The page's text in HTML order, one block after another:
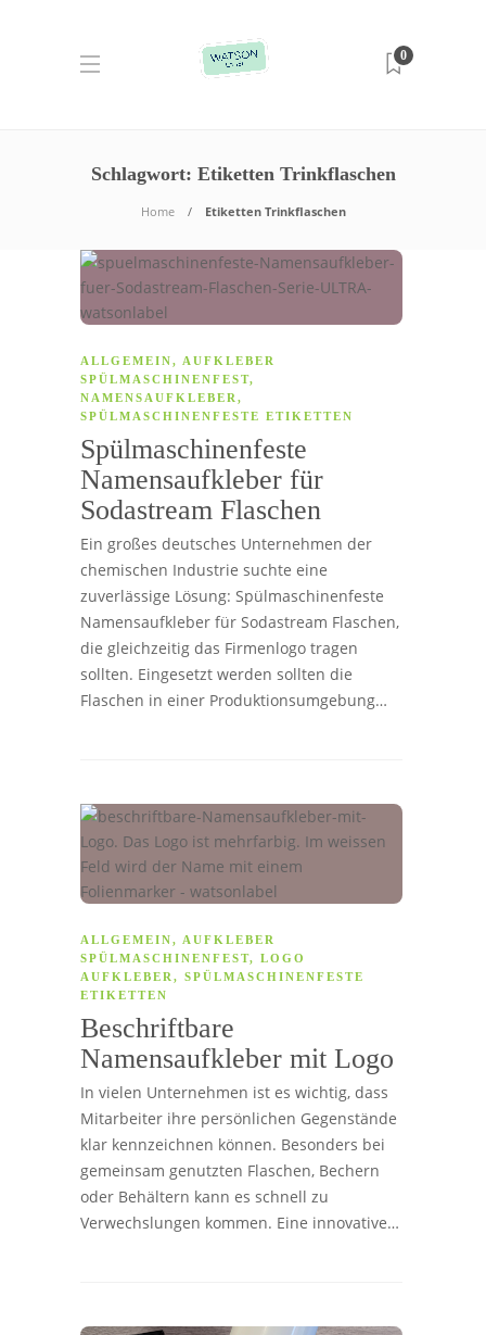
0
Schlagwort: Etiketten Trinkflaschen
Home Etiketten Trinkflaschen
ALLGEMEIN, AUFKLEBER
SPÜLMASCHINENFEST,
NAMENSAUFKLEBER ,
SPÜLMASCHINENFESTE ETIKETTEN
Spülmaschinenfeste
Namensaufkleber für
Sodastream Flaschen
Ein großes deutsches Unternehmen der
chemischen Industrie suchte eine
zuverlässige Lösung: Spülmaschinenfeste
Namensaufkleber für Sodastream Flaschen,
die gleichzeitig das Firmenlogo tragen
sollten. Eingesetzt werden sollten die
Flaschen in einer Produktionsumgebung…
ALLGEMEIN, AUFKLEBER
SPÜLMASCHINENFEST, LOGO
AUFKLEBER , SPÜLMASCHINENFESTE
ETIKETTEN
Beschriftbare
Namensaufkleber mit Logo
In vielen Unternehmen ist es wichtig, dass
Mitarbeiter ihre persönlichen Gegenstände
klar kennzeichnen können. Besonders bei
gemeinsam genutzten Flaschen, Bechern
oder Behältern kann es schnell zu
Verwechslungen kommen. Eine innovative…